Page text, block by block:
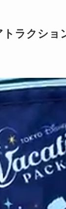
トラクショ